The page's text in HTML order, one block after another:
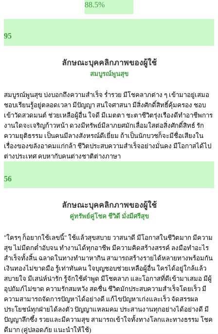
88.5%
95
ลักษณะบุคคลิกภาพของผู้ใช้
สมบูรณ์พูนสุข
สมบูรณ์พูนสุข บ่งบอกถึงความสำเร็จ ร่ำรวย มีโชคลาภต่าง ๆ เข้ามาอยู่เสมอ
ชอบเรียนรู้อยู่ตลอดเวลา มีปัญญา สนใจศาสนา มีสิ่งศักดิ์สิทธิ์คุ้มครอง ชอบ
เข้าวัดสวดมนต์ ช่วยเหลือผู้อื่น ใจดี มีเมตตา ชะตาชีวิตรุ่งเรืองดีทำอาชีพการ
งานใดจะเจริญก้าวหน้า ดวงมีทรัพย์มีลาภยศมักเลื่อมใสต่อสิ่งศักดิ์สิทธ์ รัก
ความยุติธรรม เป็นคนมีลางสังหรณ์ดีเยี่ยม ถ้าเป็นนักบวชก็จะมีชื่อเสียงใน
เรื่องของขลังอาคมแก่กล้า ชีวิตประสบความสำเร็จอย่างมั่นคง มีโอกาสได้ไป
ต่างประเทศ คบหากับคนต่างชาติต่างภาษา
56
ลักษณะบุคคลิกภาพของผู้ใช้
คู่ทรัพย์คู่โชค ชีวิดี มั่งมีศรีสุข
"ใครๆ ก็อยากใช้เลขนี้" ใช้แล้วสุขสบาย วาสนาดี มีโอกาสในชีวิตมาก มีความ
สุข ไม่มีตกต่ำอับจน ทำงานได้ทุกอาชีพ มีความคิดสร้างสรรค์ ลงมือทำอะไร
สำเร็จทั้งสิ้น ฉลาดในทางทำมาหากิน สามารถสร้างรายได้หลายทางพร้อมกัน
เงินทองไม่ขาดมือ รู้เท่าทันคน ใจบุญชอบช่วยเหลือผู้อื่น ใครได้อยู่ใกล้แล้ว
สบายใจ มีเสน่ห์น่ารัก รู้จักใช้คำพูด มีโชคลาภ และโอกาสที่ดีเข้ามาเสมอ มีผู้
อุปถัมภ์ไม่ขาด ความรักสมหวัง สดชื่น ชีวิตมักประสบความสำเร็จโดยเร็ว มี
ความสามารถจัดการปัญหาได้อย่างดี แก้ไขปัญหาเก่งและเร็ว จัดสรรผล
ประโยชน์ทุกฝ่ายได้ลงตัว ปัญญาแหลมคม ประสานงานทุกอย่างได้อย่างดี มี
ปัญญาลึกซึ้ง รวยและมีความสุข สามารถเข้าใจทั้งทางโลกและทางธรรม โชค
ดีมาก (คู่ปลอดภัย แนะนำให้ใช้)